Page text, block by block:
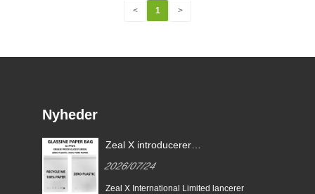
< 1 >
Nyheder
Zeal X introducerer
papirposer til bæredygtig
emballage og EU PPWR-
2026/07/24
Zeal X International Limited lancerer